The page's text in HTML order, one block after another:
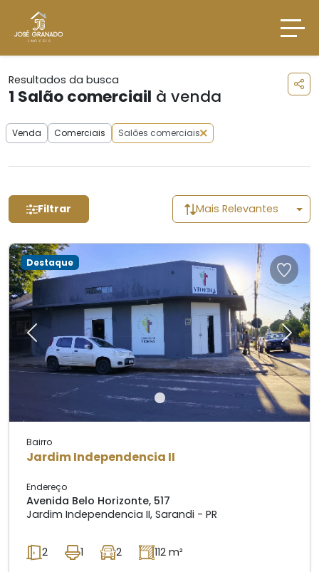
Resultados da busca
1 Salão comerciail à venda
Venda Comerciais Salões comerciais
Filtrar Mais Relevantes
Previous Next
Destaque
Bairro
Jardim Independencia II
Endereço
Avenida Belo Horizonte, 517
Jardim Independencia II, Sarandi - PR
2 1 2 112 m²